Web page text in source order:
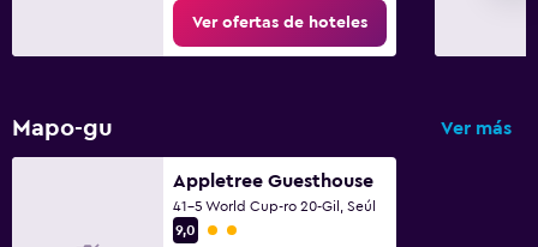
Ver ofertas de hoteles
Mapo-gu Ver más
Appletree Guesthouse
41-5 World Cup-ro 20-Gil, Seúl
9,0
Categoría 2